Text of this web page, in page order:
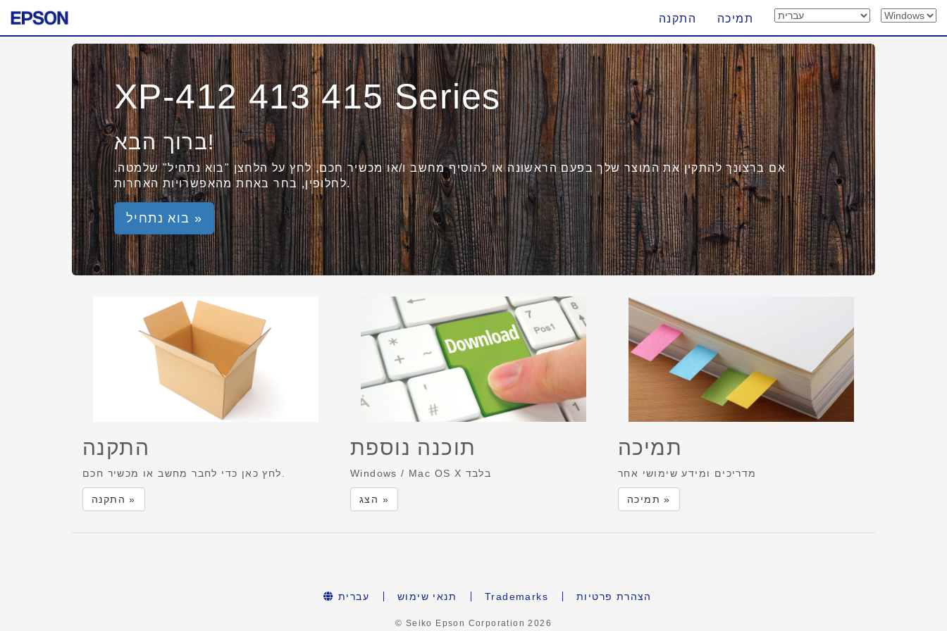
התקנה תמיכה
XP-412 413 415 Series
ברוך הבא!
אם ברצונך להתקין את המוצר שלך בפעם הראשונה או להוסיף מחשב ו/או מכשיר חכם, לחץ על הלחצן "בוא נתחיל" שלמטה.
לחלופין, בחר באחת מהאפשרויות האחרות.
בוא נתחיל »
התקנה
התקנה »
תוכנה נוספת
Windows / Mac OS X בלבד
הצג »
תמיכה
מדריכים ומידע שימושי אחר
תמיכה »
עברית תנאי שימוש Trademarks הצהרת פרטיות
© Seiko Epson Corporation 2026